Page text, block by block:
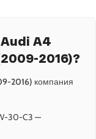
A4
2016)?
2016) компания
30-C3 —